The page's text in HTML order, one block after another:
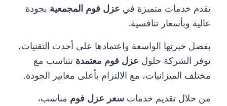
تقدم خدمات متميزة في عزل فوم المجمعية بجودة
عالية وبأسعار تنافسية.
بفضل خبرتها الواسعة واعتمادها على أحدث التقنيات،
توفر الشركة حلول عزل فوم معتمدة تتناسب مع
مختلف الميزانيات، مع الالتزام بأعلى معايير الجودة.
من خلال تقديم خدمات سعر عزل فوم مناسب،